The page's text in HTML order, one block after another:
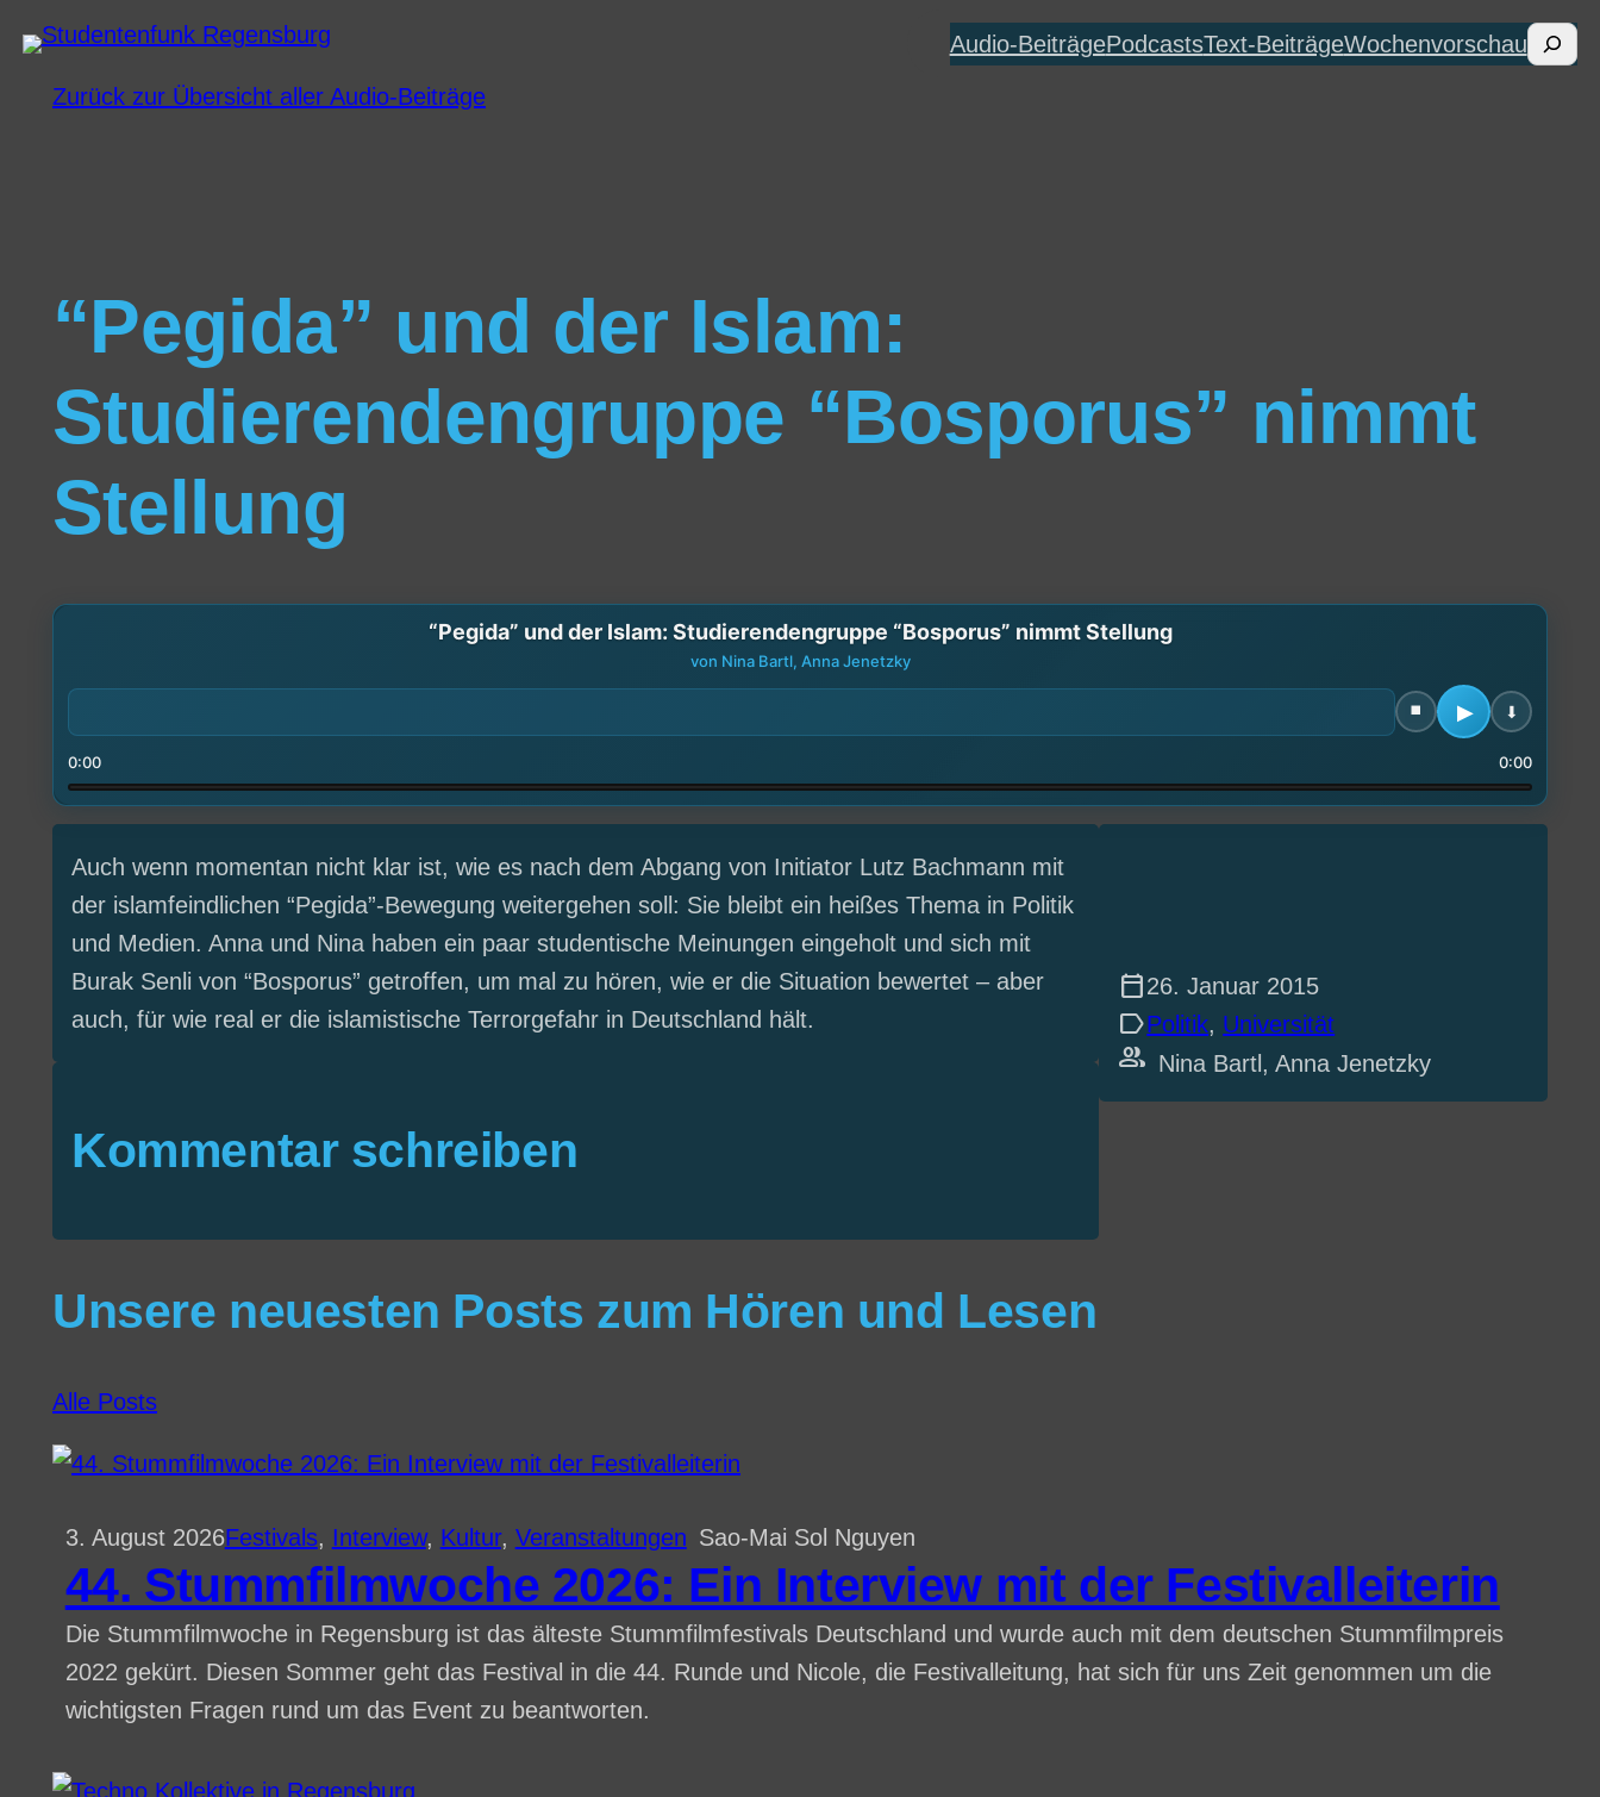
Audio-BeiträgePodcastsText-BeiträgeWochenvorschau
Zurück zur Übersicht aller Audio-Beiträge
“Pegida” und der Islam:
Studierendengruppe “Bosporus” nimmt
Stellung
“Pegida” und der Islam: Studierendengruppe “Bosporus” nimmt Stellung
von Nina Bartl, Anna Jenetzky
0:00 0:00
Auch wenn momentan nicht klar ist, wie es nach dem Abgang von Initiator Lutz Bachmann mit
der islamfeindlichen “Pegida”-Bewegung weitergehen soll: Sie bleibt ein heißes Thema in Politik
und Medien. Anna und Nina haben ein paar studentische Meinungen eingeholt und sich mit
Burak Senli von “Bosporus” getroffen, um mal zu hören, wie er die Situation bewertet – aber
auch, für wie real er die islamistische Terrorgefahr in Deutschland hält.
Kommentar schreiben
calendar_today26. Januar 2015
labelPolitik, Universität
group Nina Bartl, Anna Jenetzky
Unsere neuesten Posts zum Hören und Lesen
Alle Posts
3. August 2026Festivals, Interview, Kultur, Veranstaltungen Sao-Mai Sol Nguyen
44. Stummfilmwoche 2026: Ein Interview mit der Festivalleiterin
Die Stummfilmwoche in Regensburg ist das älteste Stummfilmfestivals Deutschland und wurde auch mit dem deutschen Stummfilmpreis
2022 gekürt. Diesen Sommer geht das Festival in die 44. Runde und Nicole, die Festivalleitung, hat sich für uns Zeit genommen um die
wichtigsten Fragen rund um das Event zu beantworten.